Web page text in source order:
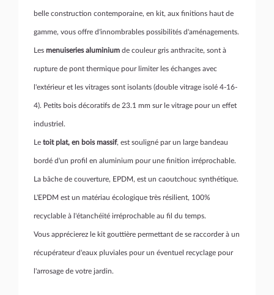
belle construction contemporaine, en kit, aux finitions haut de
gamme, vous offre d'innombrables possibilités d'aménagements.
Les menuiseries aluminium de couleur gris anthracite, sont à
rupture de pont thermique pour limiter les échanges avec
l'extérieur et les vitrages sont isolants (double vitrage isolé 4-16-
4). Petits bois décoratifs de 23.1 mm sur le vitrage pour un effet
industriel.
Le toit plat, en bois massif, est souligné par un large bandeau
bordé d'un profil en aluminium pour une finition irréprochable.
La bâche de couverture, EPDM, est un caoutchouc synthétique.
L'EPDM est un matériau écologique très résilient, 100%
recyclable à l'étanchéité irréprochable au fil du temps.
Vous apprécierez le kit gouttière permettant de se raccorder à un
récupérateur d'eaux pluviales pour un éventuel recyclage pour
l'arrosage de votre jardin.